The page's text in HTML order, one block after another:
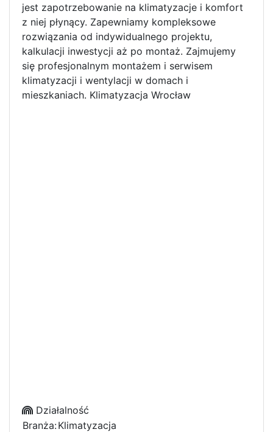
jest zapotrzebowanie na klimatyzacje i komfort
z niej płynący. Zapewniamy kompleksowe
rozwiązania od indywidualnego projektu,
kalkulacji inwestycji aż po montaż. Zajmujemy
się profesjonalnym montażem i serwisem
klimatyzacji i wentylacji w domach i
mieszkaniach. Klimatyzacja Wrocław
Działalność
Branża:Klimatyzacja